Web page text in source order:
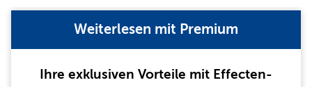
Weiterlesen mit Premium
Ihre exklusiven Vorteile mit Effecten-